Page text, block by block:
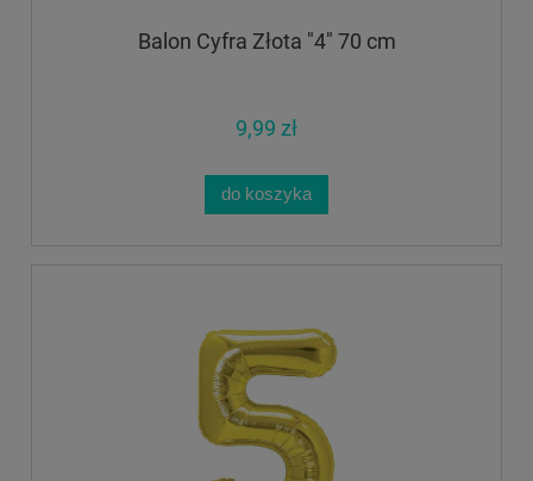
Balon Cyfra Złota "4" 70 cm
9,99 zł
do koszyka